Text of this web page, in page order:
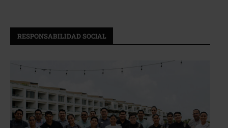
RESPONSABILIDAD SOCIAL